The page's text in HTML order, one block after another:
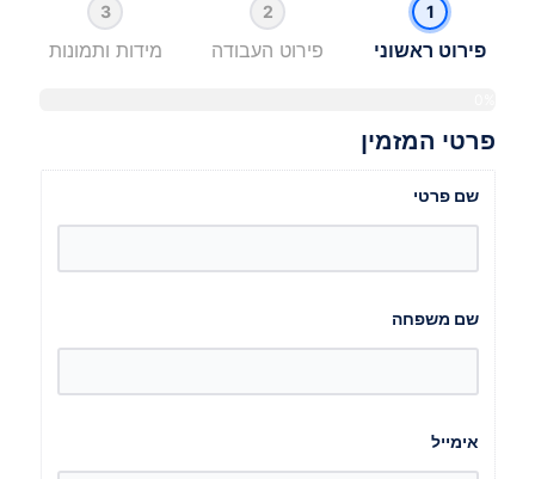
1
פירוט ראשוני
2
פירוט העבודה
3
מידות ותמונות
פרטי המזמין
שם פרטי
שם משפחה
אימייל